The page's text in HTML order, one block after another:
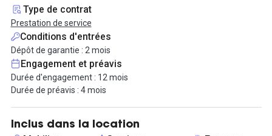
accessibilité optimale et une immersion totale dans la vie
culturelle lyonnaise.
Il s'agit d'une solution flexible : des bureaux privatifs pour
échapper aux baux traditionnels et choisir un cadre de travail
inspirant sans engagement à long terme. C'est exactement ce
qui est proposé par ce coworking !
Les bureaux sont conçus pour votre bien-être, avec un mobilier
ergonomique, un confort acoustique et une lumière naturelle
pour un environnement de travail sans nuisances. Les espaces
Type de contrat
Prestation de service
Conditions d'entrées
Dépôt de garantie : 2 mois
Engagement et préavis
Durée d'engagement : 12 mois
Durée de préavis : 4 mois
Inclus dans la location